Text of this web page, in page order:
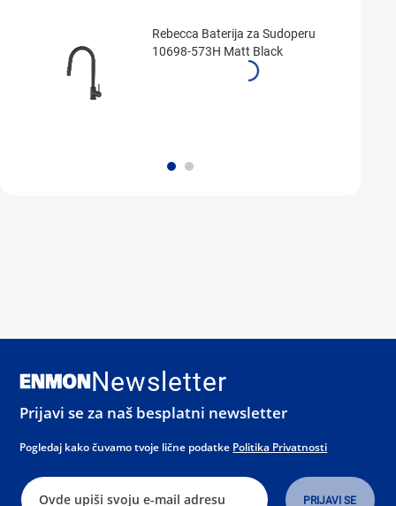
Rebecca Baterija za Sudoperu
10698-573H Matt Black
Newsletter
Prijavi se za naš besplatni newsletter
Pogledaj kako čuvamo tvoje lične podatke Politika Privatnosti